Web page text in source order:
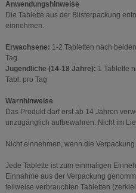
Anwendungshinweise
Die Tablette aus der Blisterpackung
einnehmen.
Erwachsene: 1-2 Tabletten nach
Tag
Jugendliche (14-18 Jahre): 1 Tablette
Tabl. pro Tag
Warnhinweise
Das Produkt darf erst ab 14 Jahren
unzugänglich aufbewahren. Nicht im
Nicht einnehmen, wenn die
Jede Tablette ist zum einmaligen
Einnahme aus der Verpackung
teilweise verbrauchten Tabletten